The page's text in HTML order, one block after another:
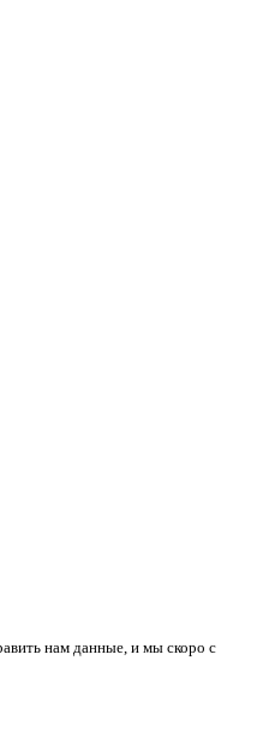
нам данные, и мы скоро с